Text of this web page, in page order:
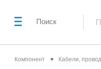
Поиск
Компонент Кабели,